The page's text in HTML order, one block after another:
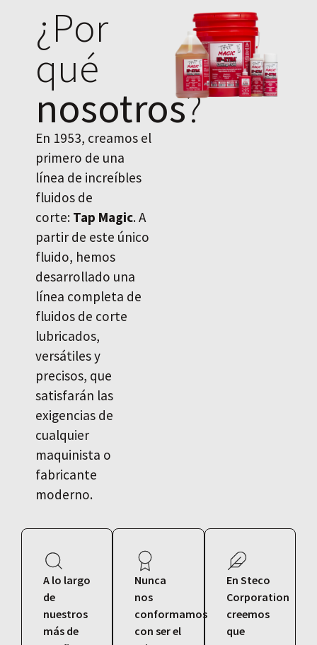
¿Por
qué
nosotros?
En 1953, creamos el
primero de una
línea de increíbles
fluidos de
corte: Tap Magic. A
partir de este único
fluido, hemos
desarrollado una
línea completa de
fluidos de corte
lubricados,
versátiles y
precisos, que
satisfarán las
exigencias de
cualquier
maquinista o
fabricante
moderno.
A lo largo
de
nuestros
más de
Nunca
nos
conformamos
con ser el
En Steco
Corporation
creemos
que